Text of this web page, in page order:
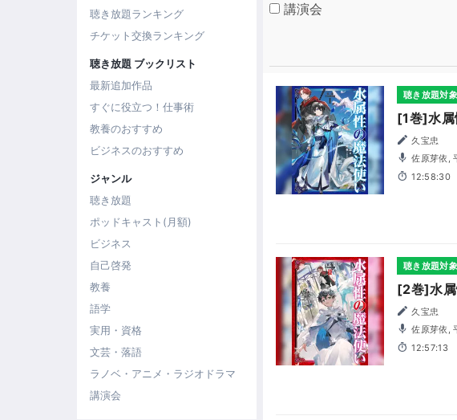
聴き放題ランキング
チケット交換ランキング
聴き放題 ブックリスト
最新追加作品
すぐに役立つ！仕事術
教養のおすすめ
ビジネスのおすすめ
ジャンル
聴き放題
ポッドキャスト(月額)
ビジネス
自己啓発
教養
語学
実用・資格
文芸・落語
ラノベ・アニメ・ラジオドラマ
講演会
講演会
聴き放題対象
[1巻]水
久宝忠
佐原芽依,
12:58:30
聴き放題対象
[2巻]水
久宝忠
佐原芽依,
12:57:13